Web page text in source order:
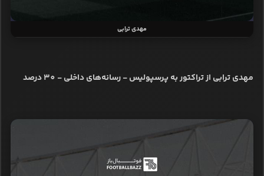
مهدی ترابی
مهدی ترابی از تراکتور به پرسپولیس - رسانه‌های داخلی - 30 درصد